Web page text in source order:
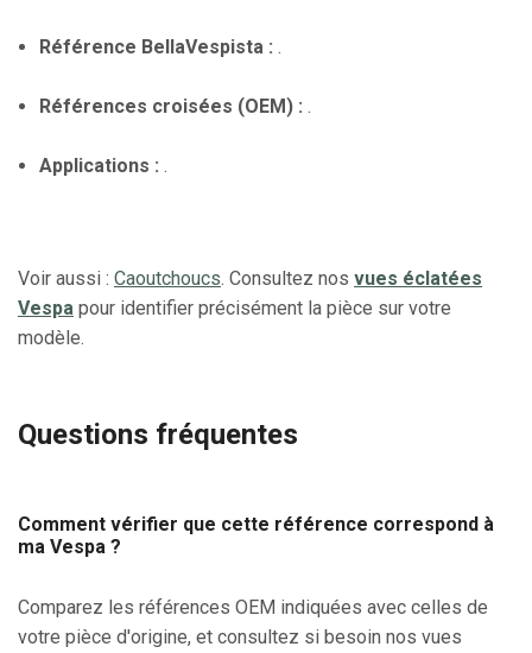
Référence BellaVespista : .
Références croisées (OEM) : .
Applications : .
Voir aussi : Caoutchoucs. Consultez nos vues éclatées
Vespa pour identifier précisément la pièce sur votre
modèle.
Questions fréquentes
Comment vérifier que cette référence correspond à
ma Vespa ?
Comparez les références OEM indiquées avec celles de
votre pièce d'origine, et consultez si besoin nos vues